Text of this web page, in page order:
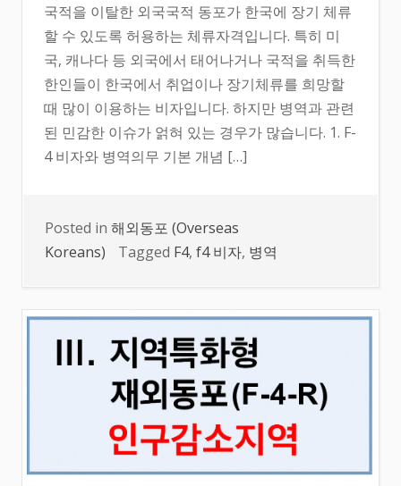
국적을 이탈한 외국국적 동포가 한국에 장기 체류
할 수 있도록 허용하는 체류자격입니다. 특히 미
국, 캐나다 등 외국에서 태어나거나 국적을 취득한
한인들이 한국에서 취업이나 장기체류를 희망할
때 많이 이용하는 비자입니다. 하지만 병역과 관련
된 민감한 이슈가 얽혀 있는 경우가 많습니다. 1. F-
4 비자와 병역의무 기본 개념 […]
Posted in 해외동포 (Overseas
Koreans)
Tagged F4, f4 비자, 병역